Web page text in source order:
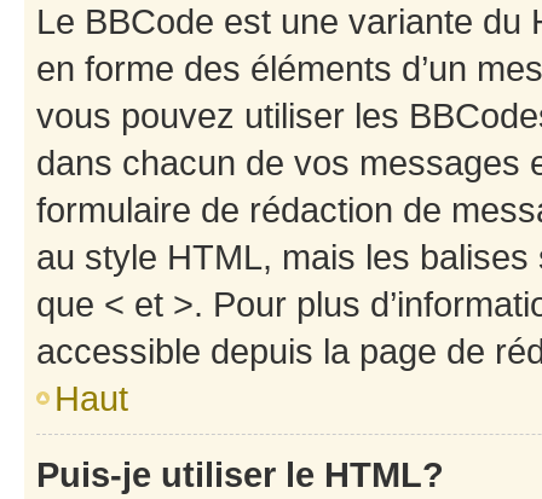
Le BBCode est une variante du
en forme des éléments d’un
vous pouvez utiliser les
dans chacun de vos messages
formulaire de rédaction de
au style HTML, mais les
que < et >. Pour plus
accessible depuis la page de
Haut
Puis-je utiliser le HTML?